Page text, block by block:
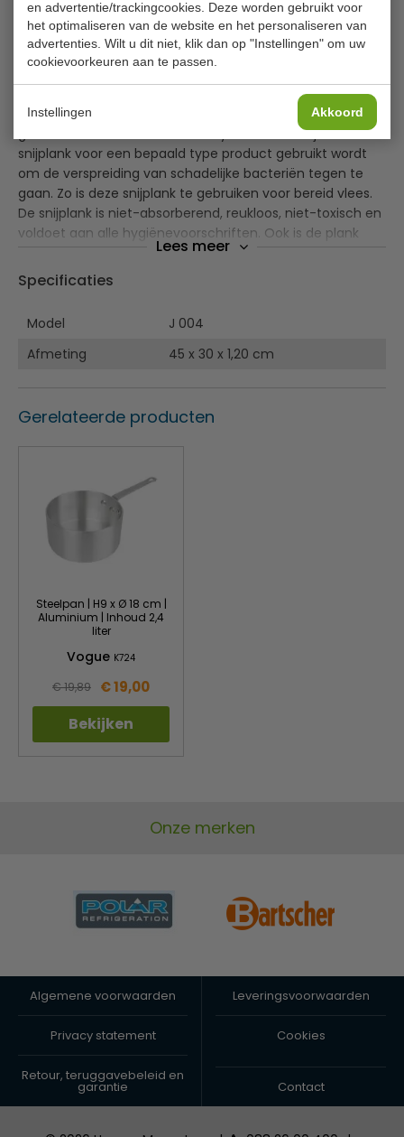
en advertentie/trackingcookies. Deze worden gebruikt voor
het optimaliseren van de website en het personaliseren van
advertenties. Wilt u dit niet, klik dan op "Instellingen" om uw
cookievoorkeuren aan te passen.
Instellingen Akkoord
Hygiplas kleurcode snijplank bruin 450x300x12(h)mm
Voorkom kruisbesmetting in uw keuken met deze bruine
snijplank van Hygiplas. De plank is zeer handig wanneer u
gebruik maakt van een kleurensysteem waarbij elke kleur
snijplank voor een bepaald type product gebruikt wordt
om de verspreiding van schadelijke bacteriën tegen te
gaan. Zo is deze snijplank te gebruiken voor bereid vlees.
De snijplank is niet-absorberend, reukloos, niet-toxisch en
voldoet aan alle hygiënevoorschriften. Ook is de plank
zeer robuust en duurzaam en bestand tegen veelvuldig
gebruik in een drukke, professionele keuken.
polyethyleen.
Deze kleurcode snijplank is niet-absorberend, geurloos,
Lees meer
Specificaties
Model
J 004
Afmeting
45 x 30 x 1,20 cm
Gerelateerde producten
Steelpan | H9 x Ø 18 cm |
Aluminium | Inhoud 2,4
liter
Vogue K724
€ 19,89 € 19,00
Bekijken
Onze merken
Algemene voorwaarden Leveringsvoorwaarden
Privacy statement Cookies
Retour, teruggavebeleid en
garantie Contact